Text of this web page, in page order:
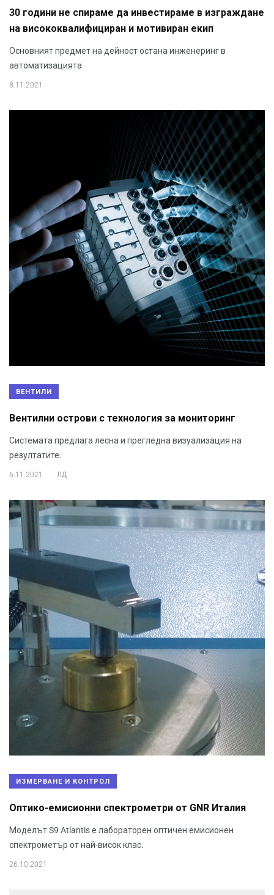
30 години не спираме да инвестираме в изграждане
на висококвалифициран и мотивиран екип
Основният предмет на дейност остана инженеринг в
автоматизацията
8.11.2021
ВЕНТИЛИ
Вентилни острови с технология за мониторинг
Системата предлага лесна и прегледна визуализация на
резултатите.
6.11.2021 . ЛД
ИЗМЕРВАНЕ И КОНТРОЛ
Оптико-емисионни спектрометри от GNR Италия
Моделът S9 Atlantis е лабораторен оптичен емисионен
спектрометър от най-висок клас.
26.10.2021